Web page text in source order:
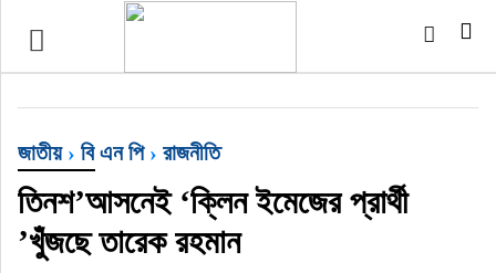
প্রচ্ছদ
আর্ন্তজাতিক
অর্থনীতি
জাতীয়› বি এন পি› রাজনীতি
তিনশ’আসনেই ‘ক্লিন ইমেজের প্রার্থী
’খুঁজছে তারেক রহমান